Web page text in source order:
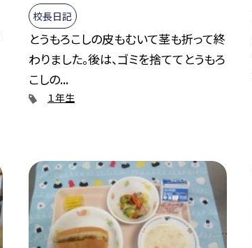
校長日記
とうもろこしの皮もむいて茎も折って終
わりました。後は、ゴミを捨ててとうもろ
こしの...
１年生